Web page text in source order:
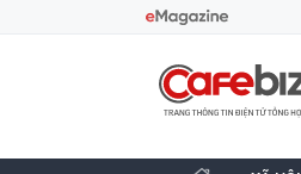
CafeBiz - Trang chủ